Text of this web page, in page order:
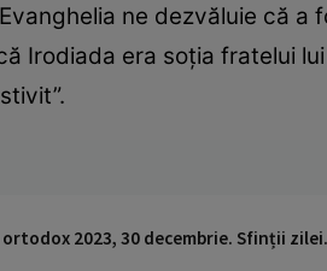
ne dezvăluie că
Irodiada era soția fratelui
2023, 30 decembrie. Sfinții